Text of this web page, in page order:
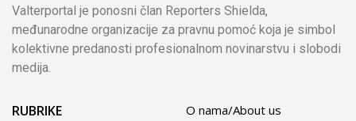
Valterportal je ponosni član Reporters Shielda,
međunarodne organizacije za pravnu pomoć koja je simbol
kolektivne predanosti profesionalnom novinarstvu i slobodi
medija.
RUBRIKE
O nama/About us